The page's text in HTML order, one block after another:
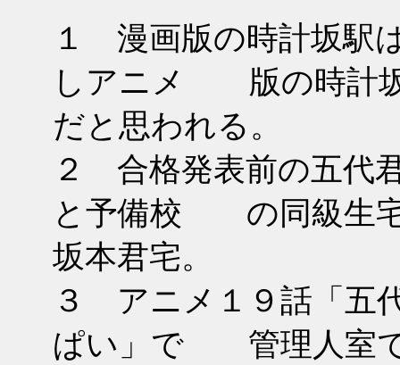
１ 漫画版の時計坂駅
しアニメ 版の時計坂
だと思われる。
２ 合格発表前の五代
と予備校 の同級生宅
坂本君宅。
３ アニメ１９話「五
ぱい」で 管理人室で